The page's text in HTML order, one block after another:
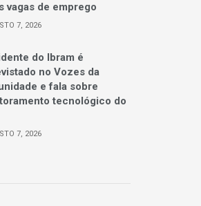
vagas de emprego
7, 2026
do Ibram é
no Vozes da
e fala sobre
tecnológico do
7, 2026